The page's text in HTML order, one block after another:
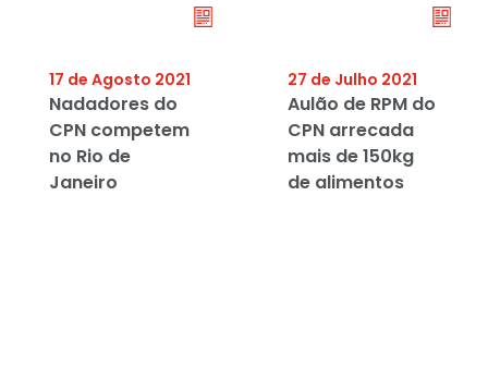
17 de Agosto 2021
Nadadores do
CPN competem
no Rio de
Janeiro
27 de Julho 2021
Aulão de RPM do
CPN arrecada
mais de 150kg
de alimentos